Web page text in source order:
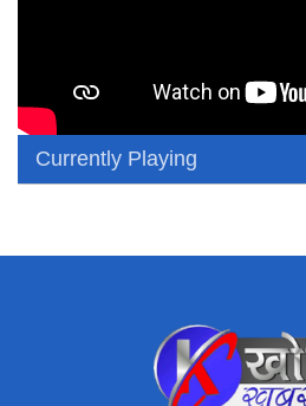
Currently Playing